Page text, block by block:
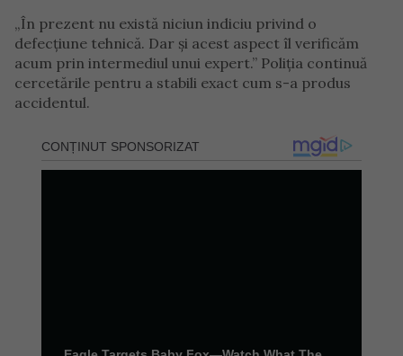
„În prezent nu există niciun indiciu privind o
defecțiune tehnică. Dar și acest aspect îl verificăm
acum prin intermediul unui expert.” Poliția continuă
cercetările pentru a stabili exact cum s-a produs
accidentul.